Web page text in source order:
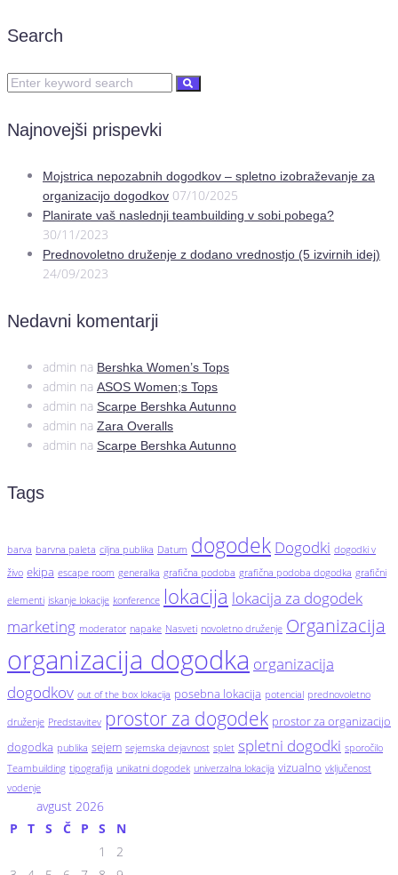
Search
Najnovejši prispevki
Mojstrica nepozabnih dogodkov – spletno izobraževanje za
organizacijo dogodkov 07/10/2025
Planirate vaš naslednji teambuilding v sobi pobega?
30/11/2023
Prednovoletno druženje z dodano vrednostjo (5 izvirnih idej)
24/09/2023
Nedavni komentarji
admin na Bershka Women’s Tops
admin na ASOS Women;s Tops
admin na Scarpe Bershka Autunno
admin na Zara Overalls
admin na Scarpe Bershka Autunno
Tags
barva barvna paleta ciljna publika Datum dogodek Dogodki dogodki v
živo ekipa escape room generalka grafična podoba grafična podoba dogodka grafični
elementi iskanje lokacije konference lokacija lokacija za dogodek
marketing moderator napake Nasveti novoletno druženje Organizacija
organizacija dogodka organizacija
dogodkov out of the box lokacija posebna lokacija potencial prednovoletno
druženje Predstavitev prostor za dogodek prostor za organizacijo
dogodka publika sejem sejemska dejavnost splet spletni dogodki sporočilo
Teambuilding tipografija unikatni dogodek univerzalna lokacija vizualno vključenost
vodenje
avgust 2026
P
T S Č P S
N
1
2